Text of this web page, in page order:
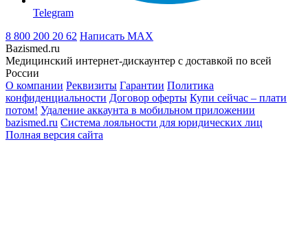
Telegram
8 800 200 20 62 Написать MAX
Bazismed.ru
Медицинский интернет-дискаунтер с доставкой по всей
России
О компании Реквизиты Гарантии Политика
конфиденциальности Договор оферты Купи сейчас – плати
потом! Удаление аккаунта в мобильном приложении
bazismed.ru Система лояльности для юридических лиц
Полная версия сайта